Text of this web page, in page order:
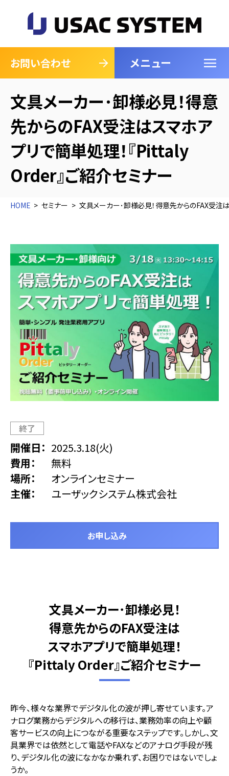
お問い合わせ メニュー
閉じる
文具メーカー･卸様必見！得意
先からのFAX受注はスマホア
プリで簡単処理！『Pittaly
Order』ご紹介セミナー
HOME セミナー 文具メーカー･卸様必見！得意先からのFAX受注
終了
開催日
2025.3.18(火)
費用
無料
場所
オンラインセミナー
主催
ユーザックシステム株式会社
お申し込み
文具メーカー･卸様必見！
得意先からのFAX受注は
スマホアプリで簡単処理！
『Pittaly Order』ご紹介セミナー
昨今、様々な業界でデジタル化の波が押し寄せています。ア
ナログ業務からデジタルへの移行は、業務効率の向上や顧
客サービスの向上につながる重要なステップです。しかし、文
具業界では依然として電話やFAXなどのアナログ手段が残
り、デジタル化の波になかなか乗れず、お困りではないでしょ
うか。